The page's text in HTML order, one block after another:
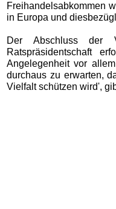
Freihandelsabkommen
in Europa und
Der Abschluss der
Ratspräsidentschaft
Angelegenheit vor
durchaus zu erwarten,
Vielfalt schützen wird',